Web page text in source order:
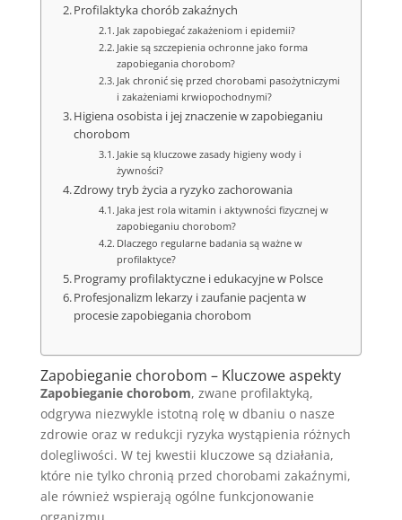
Profilaktyka chorób zakaźnych
Jak zapobiegać zakażeniom i epidemii?
Jakie są szczepienia ochronne jako forma
zapobiegania chorobom?
Jak chronić się przed chorobami pasożytniczymi
i zakażeniami krwiopochodnymi?
Higiena osobista i jej znaczenie w zapobieganiu
chorobom
Jakie są kluczowe zasady higieny wody i
żywności?
Zdrowy tryb życia a ryzyko zachorowania
Jaka jest rola witamin i aktywności fizycznej w
zapobieganiu chorobom?
Dlaczego regularne badania są ważne w
profilaktyce?
Programy profilaktyczne i edukacyjne w Polsce
Profesjonalizm lekarzy i zaufanie pacjenta w
procesie zapobiegania chorobom
Zapobieganie chorobom – Kluczowe aspekty
Zapobieganie chorobom, zwane profilaktyką,
odgrywa niezwykle istotną rolę w dbaniu o nasze
zdrowie oraz w redukcji ryzyka wystąpienia różnych
dolegliwości. W tej kwestii kluczowe są działania,
które nie tylko chronią przed chorobami zakaźnymi,
ale również wspierają ogólne funkcjonowanie